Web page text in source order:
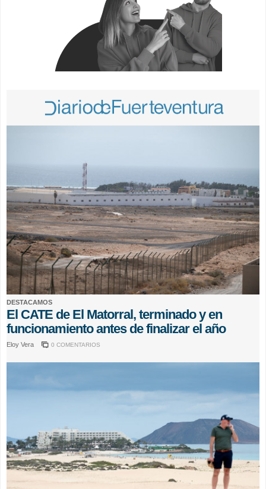
DESTACAMOS
El CATE de El Matorral, terminado y en
funcionamiento antes de finalizar el año
Eloy Vera 0 COMENTARIOS